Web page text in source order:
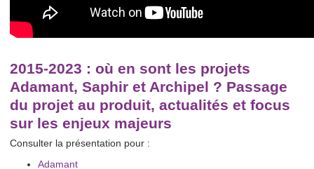
2015-2023 : où en sont les projets
Adamant, Saphir et Archipel ? Passage
du projet au produit, actualités et focus
sur les enjeux majeurs
Consulter la présentation pour :
Adamant